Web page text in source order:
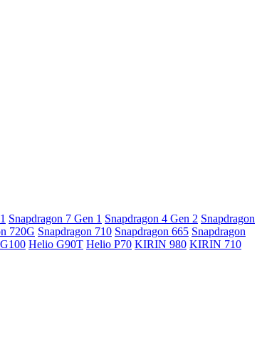
Snapdragon 7 Gen 1 Snapdragon 4 Gen 2 Snapdragon
720G Snapdragon 710 Snapdragon 665 Snapdragon
Helio G90T Helio P70 KIRIN 980 KIRIN 710